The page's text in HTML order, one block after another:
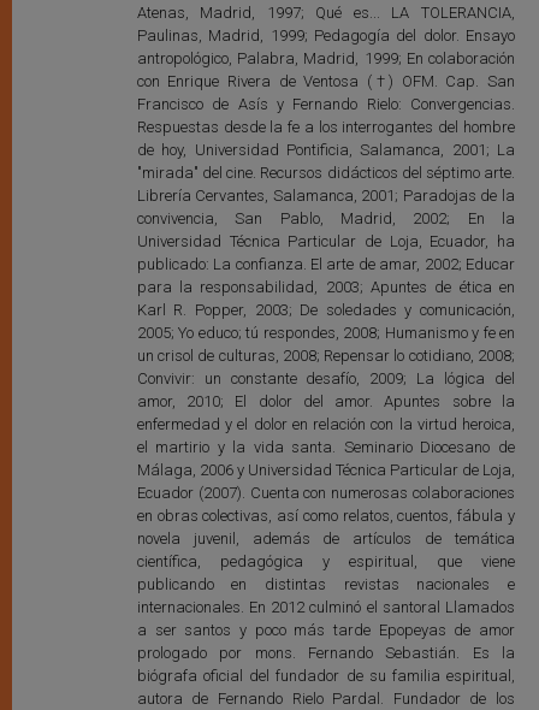
Atenas, Madrid, 1997; Qué es... LA TOLERANCIA,
Paulinas, Madrid, 1999; Pedagogía del dolor. Ensayo
antropológico, Palabra, Madrid, 1999; En colaboración
con Enrique Rivera de Ventosa (†) OFM. Cap. San
Francisco de Asís y Fernando Rielo: Convergencias.
Respuestas desde la fe a los interrogantes del hombre
de hoy, Universidad Pontificia, Salamanca, 2001; La
"mirada" del cine. Recursos didácticos del séptimo arte.
Librería Cervantes, Salamanca, 2001; Paradojas de la
convivencia, San Pablo, Madrid, 2002; En la
Universidad Técnica Particular de Loja, Ecuador, ha
publicado: La confianza. El arte de amar, 2002; Educar
para la responsabilidad, 2003; Apuntes de ética en
Karl R. Popper, 2003; De soledades y comunicación,
2005; Yo educo; tú respondes, 2008; Humanismo y fe en
un crisol de culturas, 2008; Repensar lo cotidiano, 2008;
Convivir: un constante desafío, 2009; La lógica del
amor, 2010; El dolor del amor. Apuntes sobre la
enfermedad y el dolor en relación con la virtud heroica,
el martirio y la vida santa. Seminario Diocesano de
Málaga, 2006 y Universidad Técnica Particular de Loja,
Ecuador (2007). Cuenta con numerosas colaboraciones
en obras colectivas, así como relatos, cuentos, fábula y
novela juvenil, además de artículos de temática
científica, pedagógica y espiritual, que viene
publicando en distintas revistas nacionales e
internacionales. En 2012 culminó el santoral Llamados
a ser santos y poco más tarde Epopeyas de amor
prologado por mons. Fernando Sebastián. Es la
biógrafa oficial del fundador de su familia espiritual,
autora de Fernando Rielo Pardal. Fundador de los